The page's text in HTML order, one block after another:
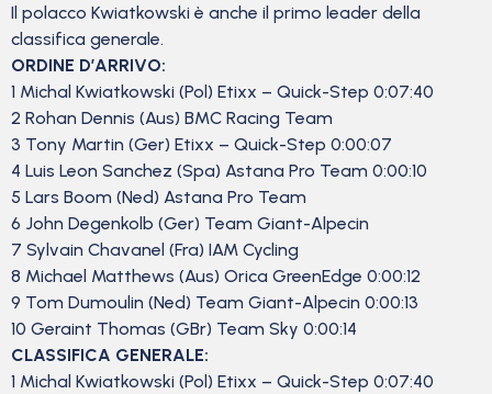
Il polacco Kwiatkowski è anche il primo leader della
classifica generale.
ORDINE D’ARRIVO:
1 Michal Kwiatkowski (Pol) Etixx – Quick-Step 0:07:40
2 Rohan Dennis (Aus) BMC Racing Team
3 Tony Martin (Ger) Etixx – Quick-Step 0:00:07
4 Luis Leon Sanchez (Spa) Astana Pro Team 0:00:10
5 Lars Boom (Ned) Astana Pro Team
6 John Degenkolb (Ger) Team Giant-Alpecin
7 Sylvain Chavanel (Fra) IAM Cycling
8 Michael Matthews (Aus) Orica GreenEdge 0:00:12
9 Tom Dumoulin (Ned) Team Giant-Alpecin 0:00:13
10 Geraint Thomas (GBr) Team Sky 0:00:14
CLASSIFICA GENERALE:
1 Michal Kwiatkowski (Pol) Etixx – Quick-Step 0:07:40